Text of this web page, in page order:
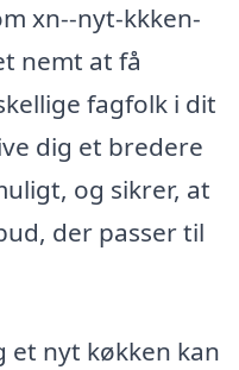
xn--nyt-kkken-
nemt at få
fagfolk i dit
dig et bredere
og sikrer, at
der passer til
et nyt køkken kan